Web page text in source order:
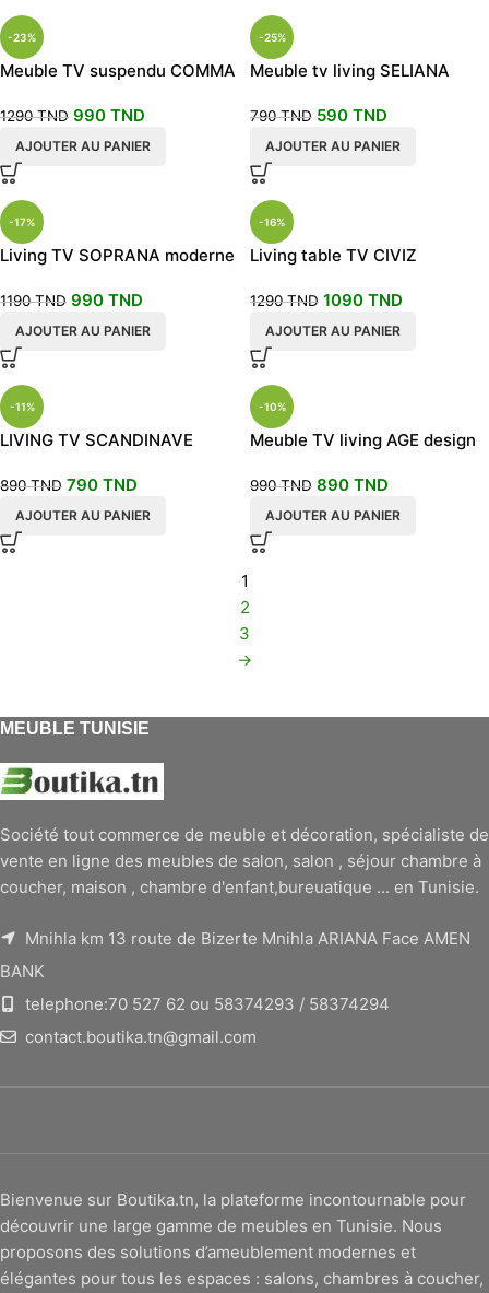
-23%
Meuble TV suspendu COMMA
1290TND 990 TND
AJOUTER AU PANIER
-25%
Meuble tv living SELIANA
790TND 590 TND
AJOUTER AU PANIER
-17%
Living TV SOPRANA moderne
1190TND 990 TND
AJOUTER AU PANIER
-16%
Living table TV CIVIZ
1290TND 1090 TND
AJOUTER AU PANIER
-11%
LIVING TV SCANDINAVE
890TND 790 TND
AJOUTER AU PANIER
-10%
Meuble TV living AGE design
990TND 890 TND
AJOUTER AU PANIER
1
2
3
→
MEUBLE TUNISIE
Société tout commerce de meuble et décoration, spécialiste de
vente en ligne des meubles de salon, salon , séjour chambre à
coucher, maison , chambre d'enfant,bureuatique ... en Tunisie.
Mnihla km 13 route de Bizerte Mnihla ARIANA Face AMEN
BANK
telephone:70 527 62 ou 58374293 / 58374294
contact.boutika.tn@gmail.com
Bienvenue sur Boutika.tn, la plateforme incontournable pour
découvrir une large gamme de meubles en Tunisie. Nous
proposons des solutions d’ameublement modernes et
élégantes pour tous les espaces : salons, chambres à coucher,